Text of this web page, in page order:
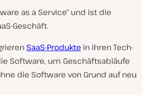
as a Service“ und ist die
Geschäft.
SaaS-Produkte in ihren Tech-
Software, um Geschäftsabläufe
die Software von Grund auf neu